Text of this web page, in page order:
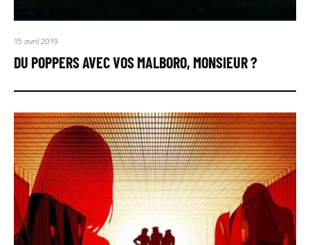
15 avril 2019
DU POPPERS AVEC VOS MALBORO, MONSIEUR ?